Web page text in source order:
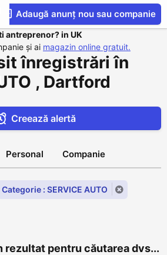
Adaugă anunț nou sau companie
CompaniesS
antreprenor? in UK
și ai magazin online gratuit.
înregistrări în
, Dartford
Creează alertă
Personal Companie
Categorie : SERVICE AUTO
rezultat pentru căutarea dvs...